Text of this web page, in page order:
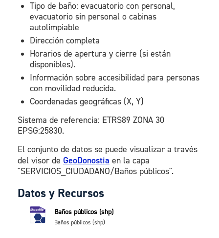
Tipo de baño: evacuatorio con personal,
evacuatorio sin personal o cabinas
autolimpiable
Dirección completa
Horarios de apertura y cierre (si están
disponibles).
Información sobre accesibilidad para personas
con movilidad reducida.
Coordenadas geográficas (X, Y)
Sistema de referencia: ETRS89 ZONA 30
EPSG:25830.
El conjunto de datos se puede visualizar a través
del visor de GeoDonostia en la capa
"SERVICIOS_CIUDADANO/Baños públicos".
Datos y Recursos
Baños públicos (shp)
Baños públicos (shp)